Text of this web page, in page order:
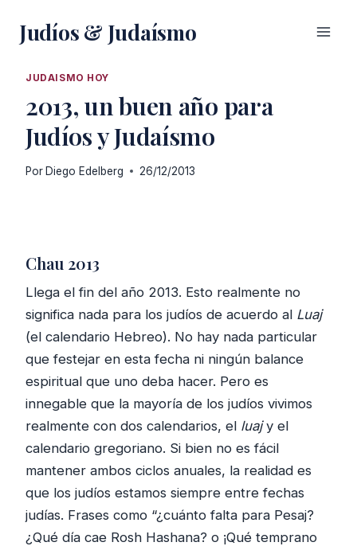
Judíos & Judaísmo
JUDAISMO HOY
2013, un buen año para
Judíos y Judaísmo
Por Diego Edelberg 26/12/2013
Chau 2013
Llega el fin del año 2013. Esto realmente no
significa nada para los judíos de acuerdo al Luaj
(el calendario Hebreo). No hay nada particular
que festejar en esta fecha ni ningún balance
espiritual que uno deba hacer. Pero es
innegable que la mayoría de los judíos vivimos
realmente con dos calendarios, el luajy el
calendario gregoriano. Si bien no es fácil
mantener ambos ciclos anuales, la realidad es
que los judíos estamos siempre entre fechas
judías. Frases como “¿cuánto falta para Pesaj?
¿Qué día cae Rosh Hashana? o ¡Qué temprano